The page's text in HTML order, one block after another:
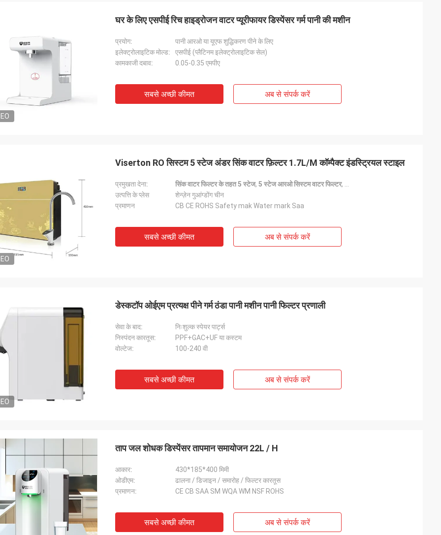
घर के लिए एसपीई रिच हाइड्रोजन वाटर प्यूरीफायर डिस्पेंसर गर्म पानी की मशीन
प्रयोग:
पानी आरओ या यूएफ शुद्धिकरण पीने के लिए
इलेक्ट्रोलाइटिक मोल्ड:
एसपीई (प्लैटिनम इलेक्ट्रोलाइटिक सेल)
कामकाजी दबाव:
0.05-0.35 एमपीए
सबसे अच्छी कीमत अब से संपर्क करें
Viserton RO सिस्टम 5 स्टेज अंडर सिंक वाटर फ़िल्टर 1.7L/M कॉम्पैक्ट इंडस्ट्रियल स्टाइल
प्रमुखता देना: सिंक वाटर फिल्टर के तहत 5 स्टेज, 5 स्टेज आरओ सिस्टम वाटर फिल्टर,
उत्पत्ति के प्लेस
शेन्ज़ेन गुआंग्डोंग चीन
प्रमाणन
CB CE ROHS Safety mak Water mark Saa
सबसे अच्छी कीमत अब से संपर्क करें
डेस्कटॉप ओईएम प्रत्यक्ष पीने गर्म ठंडा पानी मशीन पानी फिल्टर प्रणाली
सेवा के बाद:
निःशुल्क स्पेयर पार्ट्स
निस्पंदन कारतूस:
PPF+GAC+UF या कस्टम
वोल्टेज:
100-240 वी
सबसे अच्छी कीमत अब से संपर्क करें
ताप जल शोधक डिस्पेंसर तापमान समायोजन 22L / H
आकार:
430*185*400 मिमी
ओडीएम:
ढालना / डिजाइन / समारोह / फिल्टर कारतूस
प्रमाणन:
CE CB SAA SM WQA WM NSF ROHS
सबसे अच्छी कीमत अब से संपर्क करें